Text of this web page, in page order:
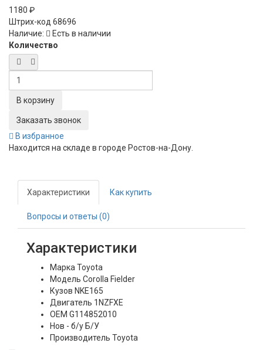
1180 ₽
Штрих-код 68696
Наличие:
Есть в наличии
Количество
Заказать звонок
В избранное
Находится на складе в городе Ростов-на-Дону
Характеристики Как купить
Вопросы и ответы (0)
Характеристики
Марка Toyota
Модель Corolla Fielder
Кузов NKE165
Двигатель 1NZFXE
OEM G114852010
Нов - б/у Б/У
Производитель Toyota